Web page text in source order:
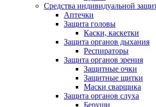
Средства индивидуальной
Аптечки
Защита головы
Каски, каскетки
Защита органов дыхания
Респираторы
Защита органов зрения
Защитные очки
Защитные щитки
Маски сварщика
Защита органов слуха
Беруши